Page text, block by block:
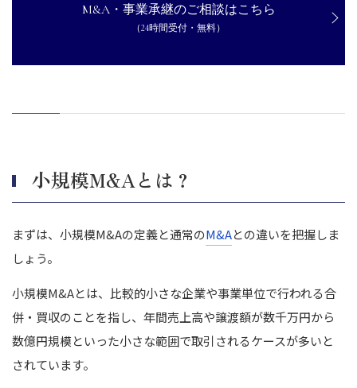
準備段階で押さえるべきポイント
マッチング・交渉段階で押さえるべきポイント
M&A・事業承継のご相談はこちら
（24時間受付・無料）
小規模M&Aとは？
まずは、小規模M&Aの定義と通常のM&Aとの違いを把握しま
しょう。
小規模M&Aとは、比較的小さな企業や事業単位で行われる合
併・買収のことを指し、年間売上高や譲渡額が数千万円から
数億円規模といった小さな範囲で取引されるケースが多いと
されています。